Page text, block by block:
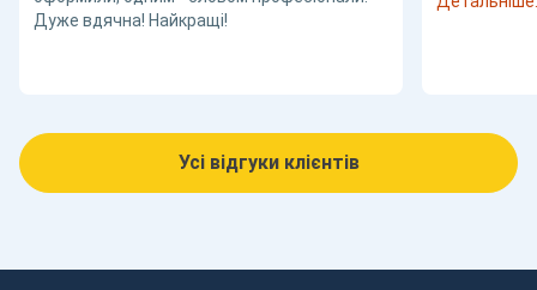
Дуже вдячна! Найкращі!
Усі відгуки клієнтів